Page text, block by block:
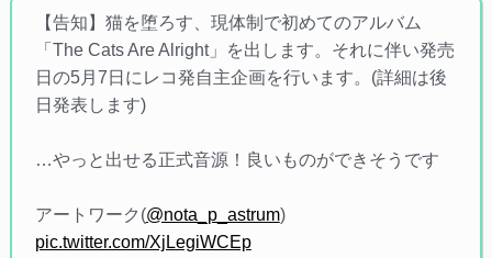
【告知】猫を堕ろす、現体制で初めてのアルバム
「The Cats Are Alright」を出します。それに伴い発売
日の5月7日にレコ発自主企画を行います。(詳細は後
日発表します)
…やっと出せる正式音源！良いものができそうです
アートワーク(@nota_p_astrum)
pic.twitter.com/XjLegiWCEp